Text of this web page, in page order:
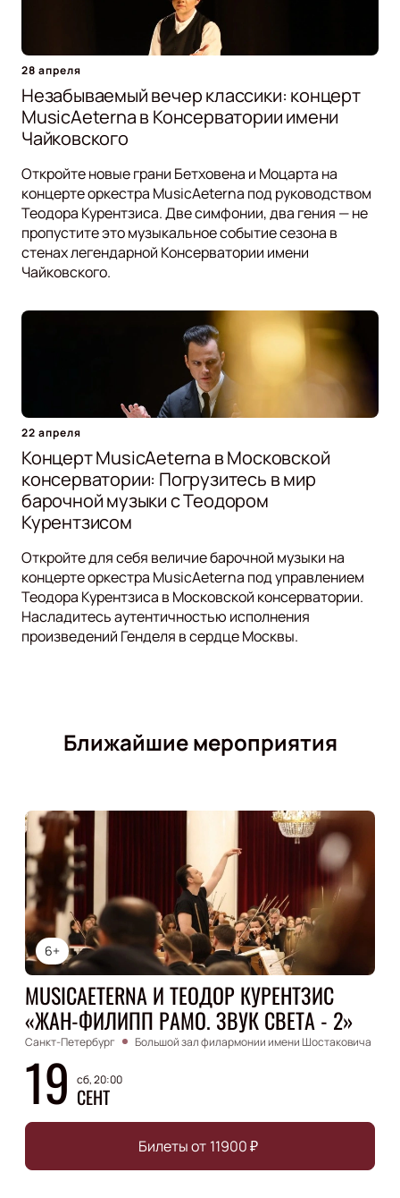
28 апреля
Незабываемый вечер классики: концерт
MusicAeterna в Консерватории имени
Чайковского
Откройте новые грани Бетховена и Моцарта на
концерте оркестра MusicAeterna под руководством
Теодора Курентзиса. Две симфонии, два гения — не
пропустите это музыкальное событие сезона в
стенах легендарной Консерватории имени
Чайковского.
22 апреля
Концерт MusicAeterna в Московской
консерватории: Погрузитесь в мир
барочной музыки с Теодором
Курентзисом
Откройте для себя величие барочной музыки на
концерте оркестра MusicAeterna под управлением
Теодора Курентзиса в Московской консерватории.
Насладитесь аутентичностью исполнения
произведений Генделя в сердце Москвы.
Ближайшие мероприятия
6+
MUSICAETERNA И ТЕОДОР КУРЕНТЗИС
«ЖАН-ФИЛИПП РАМО. ЗВУК СВЕТА - 2»
Санкт-Петербург Большой зал филармонии имени Шостаковича
19 сб, 20:00
СЕНТ
Билеты от 11900₽